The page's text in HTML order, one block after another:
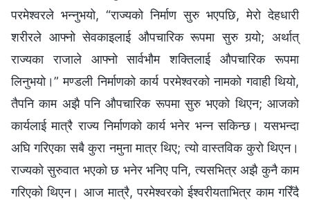
परमेश्‍वरले भन्‍नुभयो, “राज्यको निर्माण सुरु भएपछि, मेरो देहधारी
शरीरले आफ्नो सेवकाइलाई औपचारिक रूपमा सुरु गर्‍यो; अर्थात्
राज्यका राजाले आफ्‍नो सार्वभौम शक्तिलाई औपचारिक रूपमा
लिनुभयो।” मण्डली निर्माणको कार्य परमेश्‍वरको नामको गवाही थियो,
तैपनि काम अझै पनि औपचारिक रूपमा सुरु भएको थिएन; आजको
कार्यलाई मात्रै राज्य निर्माणको कार्य भनेर भन्‍न सकिन्छ। यसभन्दा
अघि गरिएका सबै कुरा नमुना मात्र थिए; त्यो वास्तविक कुरो थिएन।
राज्यको सुरुवात भएको छ भनेर भनिए पनि, त्यसभित्र अझै कुनै काम
गरिएको थिएन। आज मात्रै, परमेश्‍वरको ईश्‍वरीयताभित्र काम गरिँदै